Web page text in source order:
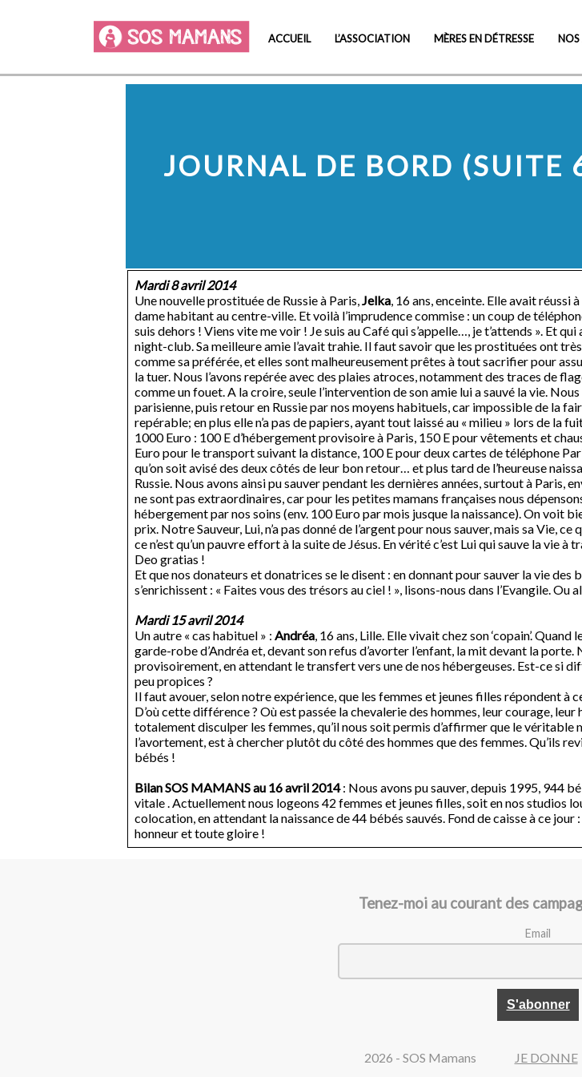
ACCUEIL L’ASSOCIATION MÈRES EN DÉTRESSE
JOURNAL DE BORD (SUITE
Mardi 8 avril 2014
Une nouvelle prostituée de Russie à Paris,Jelka, 16 ans, enceinte. Elle avait réussi
dame habitant au centre-ville. Et voilà l’imprudence commise : un coup de
suis dehors ! Viens vite me voir ! Je suis au Café qui s’appelle…, je t’attends ». Et
night-club. Sa meilleure amie l’avait trahie. Il faut savoir que les prostituées ont
comme sa préférée, et elles sont malheureusement prêtes à tout sacrifier pour
la tuer. Nous l’avons repérée avec des plaies atroces, notamment des traces de
comme un fouet. A la croire, seule l’intervention de son amie lui a sauvé la vie.
parisienne, puis retour en Russie par nos moyens habituels, car impossible de la
repérable; en plus elle n’a pas de papiers, ayant tout laissé au « milieu » lors de la
1000 Euro : 100 E d’hébergement provisoire à Paris, 150 E pour vêtements et
Euro pour le transport suivant la distance, 100 E pour deux cartes de téléphone
qu’on soit avisé des deux côtés de leur bon retour… et plus tard de l’heureuse
Russie. Nous avons ainsi pu sauver pendant les dernières années, surtout à Paris,
ne sont pas extraordinaires, car pour les petites mamans françaises nous
hébergement par nos soins (env. 100 Euro par mois jusque la naissance). On voit
prix. Notre Sauveur, Lui, n’a pas donné de l’argent pour nous sauver, mais sa Vie,
ce n’est qu’un pauvre effort à la suite de Jésus. En vérité c’est Lui qui sauve la
Deo gratias !
Et que nos donateurs et donatrices se le disent : en donnant pour sauver la vie
s’enrichissent : « Faites vous des trésors au ciel ! », lisons-nous dans l’Evangile.
Mardi 15 avril 2014
Un autre « cas habituel » : Andréa, 16 ans, Lille. Elle vivait chez son ‘copain’.
garde-robe d’Andréa et, devant son refus d’avorter l’enfant, la mit devant la
provisoirement, en attendant le transfert vers une de nos hébergeuses. Est-ce si
peu propices ?
Il faut avouer, selon notre expérience, que les femmes et jeunes filles répondent à
D’où cette différence ? Où est passée la chevalerie des hommes, leur courage,
totalement disculper les femmes, qu’il nous soit permis d’affirmer que le
l’avortement, est à chercher plutôt du côté des hommes que des femmes. Qu’ils
bébés !
Bilan SOS MAMANS au 16 avril 2014: Nous avons pu sauver, depuis 1995, 944
vitale . Actuellement nous logeons 42 femmes et jeunes filles, soit en nos studios
colocation, en attendant la naissance de 44 bébés sauvés. Fond de caisse à ce
honneur et toute gloire !
Tenez-moi au courant des
Email
2026 - SOS Mamans JE DONNE